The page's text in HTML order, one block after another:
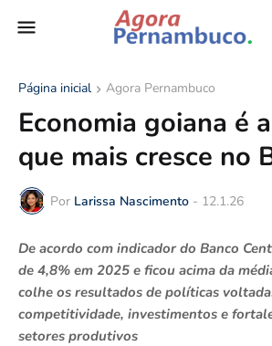
Página inicial Agora Pernambuco
Economia goiana é
que mais cresce no
Por Larissa Nascimento - 12.1.26
De acordo com indicador do Banco
de 4,8% em 2025 e ficou acima da
colhe os resultados de políticas
competitividade, investimentos e
setores produtivos